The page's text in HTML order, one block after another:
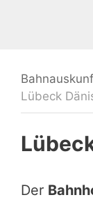
Lübeck
Der